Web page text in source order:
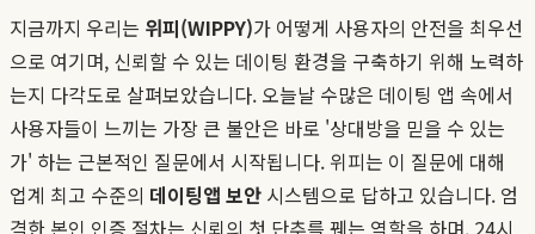
지금까지 우리는 위피(WIPPY)가 어떻게 사용자의 안전을 최우선
으로 여기며, 신뢰할 수 있는 데이팅 환경을 구축하기 위해 노력하
는지 다각도로 살펴보았습니다. 오늘날 수많은 데이팅 앱 속에서
사용자들이 느끼는 가장 큰 불안은 바로 '상대방을 믿을 수 있는
가' 하는 근본적인 질문에서 시작됩니다. 위피는 이 질문에 대해
업계 최고 수준의 데이팅앱 보안 시스템으로 답하고 있습니다. 엄
격한 본인 인증 절차는 신뢰의 첫 단추를 꿰는 역할을 하며, 24시